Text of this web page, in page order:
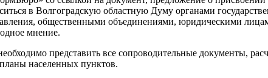
в Волгоградскую областную Думу органами
общественными объединениями, юридическими
мнение.
представить все сопроводительные документы,
населенных пунктов.